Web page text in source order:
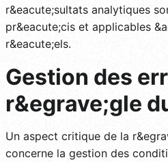
r&eacute;sultats analytiques
pr&eacute;cis et applicables
r&eacute;els.
Gestion des
r&egrave;gle
Un aspect critique de la
concerne la gestion des